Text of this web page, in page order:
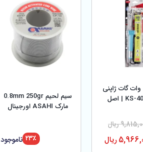
هویه 40 وات گات ژاپنی
ریال
ریال
سیم لحیم 0.8mm 250gr
مارک ASAHI اورجینال
ناموجود ۲۳٪